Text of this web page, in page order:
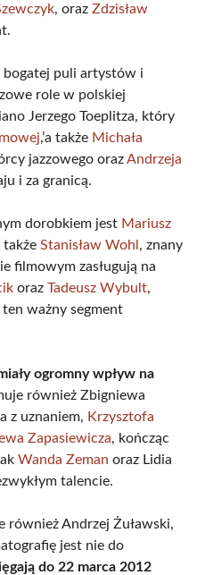
, oraz Zdzisław
puli artystów i
role w polskiej
Jerzego Toeplitza, który
,’a także Michała
jazzowego orazAndrzeja
i za granicą.
dorobkiem jest Mariusz
także Stanisław Wohl , znany
filmowym zasługują na
oraz Tadeusz Wybult,
ważny segment
ogromny wpływ na
również Zbigniewa
z uznaniem, Krzysztofa
Zapasiewicza, kończąc
Wanda Zeman oraz Lidia
talencie.
również Andrzej Żuławski,
jest nie do
do 22 marca 2012